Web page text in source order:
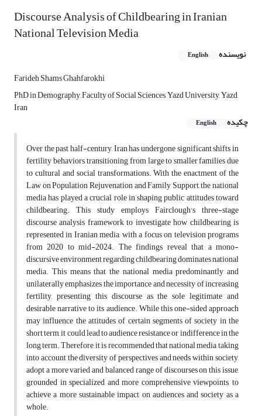
Discourse Analysis of Childbearing in Iranian
National Television Media
نویسنده English
Farideh Shams Ghahfarokhi
PhD in Demography, Faculty of Social Sciences, Yazd University, Yazd,
Iran
چکیده
English
Over the past half-century, Iran has undergone significant shifts in
fertility behaviors, transitioning from large to smaller families due
to cultural and social transformations. With the enactment of the
Law on Population Rejuvenation and Family Support, the national
media has played a crucial role in shaping public attitudes toward
childbearing. This study employs Fairclough's three-stage
discourse analysis framework to investigate how childbearing is
represented in Iranian media, with a focus on television programs
from 2020 to mid-2024. The findings reveal that a mono-
discursive environment regarding childbearing dominates national
media. This means that the national media predominantly and
unilaterally emphasizes the importance and necessity of increasing
fertility, presenting this discourse as the sole legitimate and
desirable narrative to its audience. While this one-sided approach
may influence the attitudes of certain segments of society in the
short term, it could lead to audience resistance or indifference in the
long term. Therefore, it is recommended that national media, taking
into account the diversity of perspectives and needs within society,
adopt a more varied and balanced range of discourses on this issue,
grounded in specialized and more comprehensive viewpoints, to
achieve a more sustainable impact on audiences and society as a
whole.